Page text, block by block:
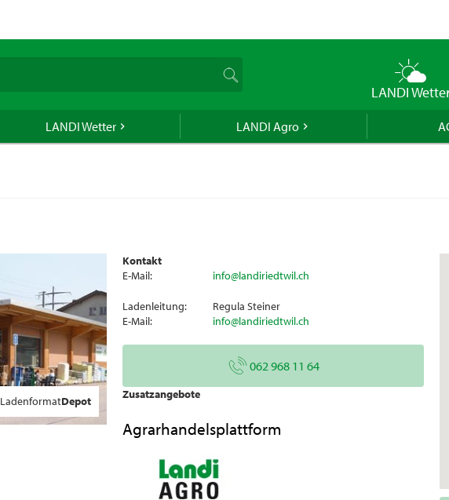
LANDI
LANDI Wetter LANDI Agro
LadenformatDepot
Kontakt
E-Mail:
info@landiriedtwil.ch
Ladenleitung:
Regula Steiner
E-Mail:
info@landiriedtwil.ch
062 968 11 64
Zusatzangebote
Agrarhandelsplattform
Um das genaue Lieferdatum von diesem Artikel ermitteln zu können,
LANDI verkauft generell keinen Alkohol an Jugendliche unter 16 Jahren. Für
Spirituosen gilt die Altersgrenze von 18 Jahren. Mit der Angabe Ihres
geben Sie uns verbindlich Ihr Alter an.